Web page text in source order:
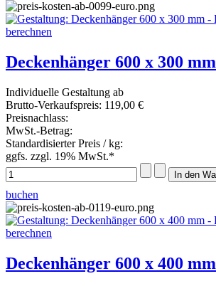
Deckenhänger 600 x 300 mm
Individuelle Gestaltung ab
Brutto-Verkaufspreis: 119,00 €
Preisnachlass:
MwSt.-Betrag:
Standardisierter Preis / kg:
ggfs. zzgl. 19% MwSt.*
buchen
Deckenhänger 600 x 400 mm